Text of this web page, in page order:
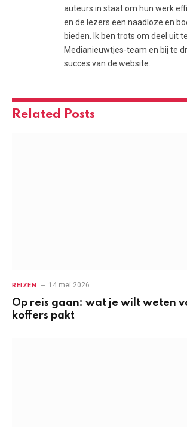
auteurs in staat om hun werk
en de lezers een naadloze en
bieden. Ik ben trots om deel uit
Medianieuwtjes-team en bij te
succes van de website.
Related Posts
REIZEN 14 mei 2026
Op reis gaan: wat je wilt weten
koffers pakt